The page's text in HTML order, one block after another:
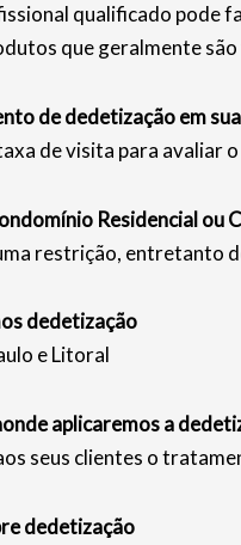
qualificado pode
que geralmente
de dedetização em
de visita para avaliar
Residencial ou
restrição, entretanto
dedetização
e Litoral
aplicaremos a
seus clientes o
dedetização